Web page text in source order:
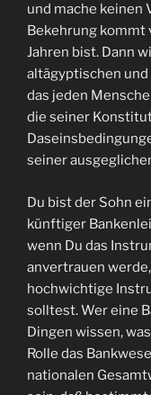
und mache keinen
Bekehrung kommt
Jahren bist. Dann
altägyptischen
das jeden
die seiner
seiner
Du bist der Sohn
künftiger
wenn Du das
anvertrauen
hochwichtige
solltest. Wer eine
Dingen wissen,
Rolle das
nationalen